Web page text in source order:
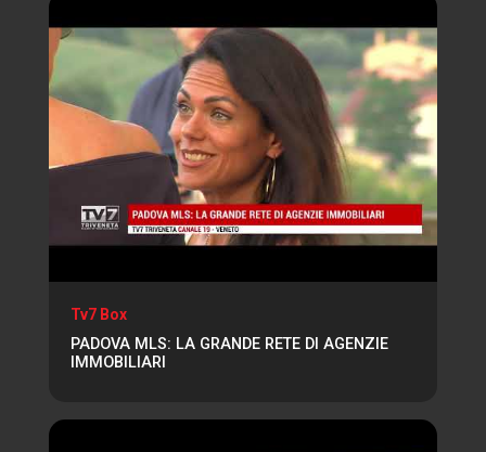
Tv7 Box
PADOVA MLS: LA GRANDE RETE DI AGENZIE
IMMOBILIARI